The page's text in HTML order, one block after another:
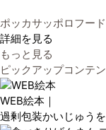
ポッカサッポロフー
詳細を見る
もっと見る
ピックアップコンテ
WEB絵本｜
過剰包装かいじゅう